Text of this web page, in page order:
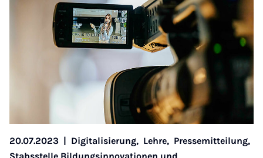
20.07.2023 | Digitalisierung, Lehre, Pressemitteilung,